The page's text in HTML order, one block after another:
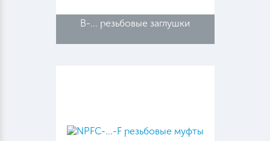
B-... резьбовые заглушки